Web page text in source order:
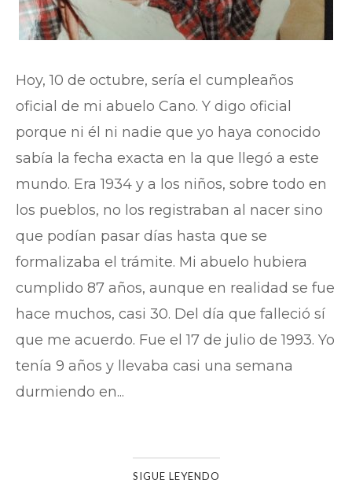
Hoy, 10 de octubre, sería el cumpleaños
oficial de mi abuelo Cano. Y digo oficial
porque ni él ni nadie que yo haya conocido
sabía la fecha exacta en la que llegó a este
mundo. Era 1934 y a los niños, sobre todo en
los pueblos, no los registraban al nacer sino
que podían pasar días hasta que se
formalizaba el trámite. Mi abuelo hubiera
cumplido 87 años, aunque en realidad se fue
hace muchos, casi 30. Del día que falleció sí
que me acuerdo. Fue el 17 de julio de 1993. Yo
tenía 9 años y llevaba casi una semana
durmiendo en...
SIGUE LEYENDO